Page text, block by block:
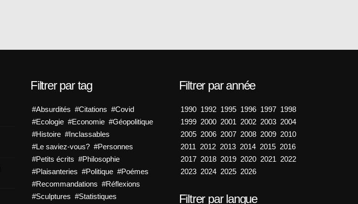
Filtrer par tag
#Absurdités #Citations #Covid
#Ecologie #Economie #Géopolitique
#Histoire #Inclassables
#Le saviez-vous? #Personnes
#Petits écrits #Philosophie
#Plaisanteries #Politique #Poémes
#Recommandations #Réflexions
#Sculptures #Statistiques
Filtrer par année
1990 1992 1995 1996 1997 1998
1999 2000 2001 2002 2003 2004
2005 2006 2007 2008 2009 2010
2011 2012 2013 2014 2015 2016
2017 2018 2019 2020 2021 2022
2023 2024 2025 2026
Filtrer par langue